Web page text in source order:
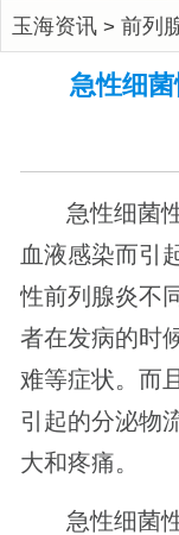
玉海资讯> 前列
急性细
急性细菌
血液感染而引
性前列腺炎不
者在发病的时
难等症状。而
引起的分泌物
大和疼痛。
急性细菌